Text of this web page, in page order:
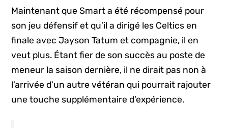
Maintenant que Smart a été récompensé pour
son jeu défensif et qu’il a dirigé les Celtics en
finale avec Jayson Tatum et compagnie, il en
veut plus. Étant fier de son succès au poste de
meneur la saison dernière, il ne dirait pas non à
l’arrivée d’un autre vétéran qui pourrait rajouter
une touche supplémentaire d’expérience.